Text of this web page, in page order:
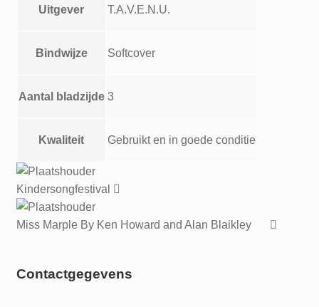
Uitgever T.A.V.E.N.U.
Bindwijze Softcover
Aantal bladzijde 3
Kwaliteit Gebruikt en in goede conditie
Kindersongfestival
Miss Marple By Ken Howard and Alan Blaikley
Contactgegevens